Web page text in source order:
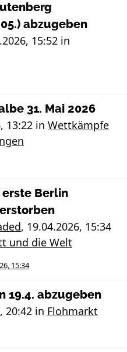
abzugeben
15:52 in
31. Mai 2026
13:22 in Wettkämpfe
Berlin
, 19.04.2026, 15:34
und die Welt
15:34
19.4. abzugeben
20:42 in Flohmarkt